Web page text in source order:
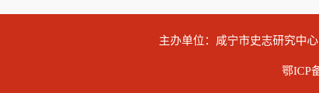
主办单位：咸宁市史志研究中
鄂ICP